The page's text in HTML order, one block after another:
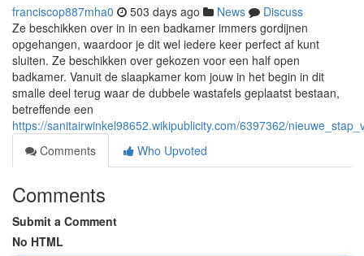
franciscop887mha0 503 days ago News
Discuss
Ze beschikken over in in een badkamer immers gordijnen
opgehangen, waardoor je dit wel iedere keer perfect af kunt
sluiten. Ze beschikken over gekozen voor een half open
badkamer. Vanuit de slaapkamer kom jouw in het begin in dit
smalle deel terug waar de dubbele wastafels geplaatst bestaan,
betreffende een
https://sanitairwinkel98652.wikipublicity.com/6397362/
Comments
Who Upvoted
Comments
Submit a Comment
No HTML